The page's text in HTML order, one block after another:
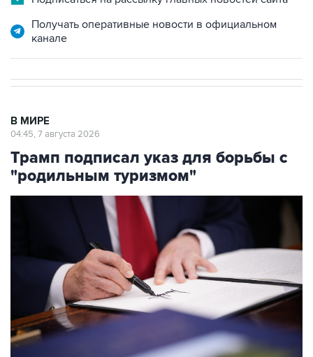
Получать оперативные новости в официальном
канале
В МИРЕ
04:45, 7 августа 2026
Трамп подписал указ для борьбы с
"родильным туризмом"